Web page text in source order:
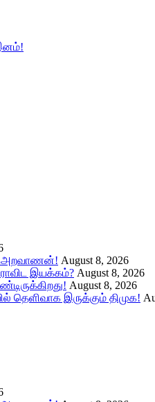
August 8, 2026
இயக்கம்? August 8, 2026
August 8, 2026
இருக்கும் திமுக!